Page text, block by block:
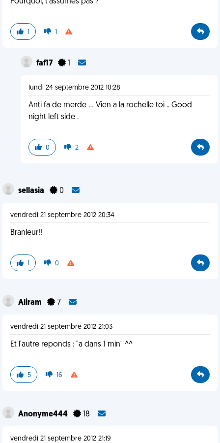
1 1
faf17 1
lundi 24 septembre 2012 10:28
Anti fa de merde ... Vien a la rochelle toi .. Good
night left side .
0 2
sellasia 0
vendredi 21 septembre 2012 20:34
Branleur!!
1 0
Aliram 7
vendredi 21 septembre 2012 21:03
Et l'autre reponds : "a dans 1 min" ^^
5 16
Anonyme444 18
vendredi 21 septembre 2012 21:19